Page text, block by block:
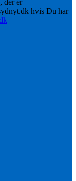
hvis Du har